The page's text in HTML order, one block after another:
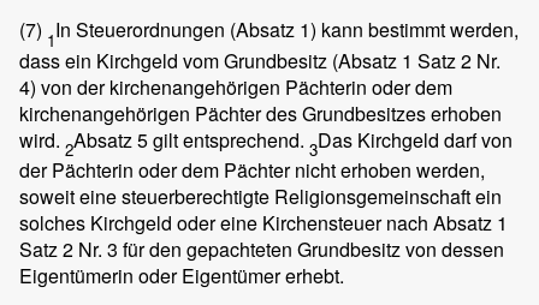
(7) 1In Steuerordnungen (Absatz 1) kann bestimmt werden,
dass ein Kirchgeld vom Grundbesitz (Absatz 1 Satz 2 Nr.
4) von der kirchenangehörigen Pächterin oder dem
kirchenangehörigen Pächter des Grundbesitzes erhoben
wird. 2Absatz 5 gilt entsprechend. 3Das Kirchgeld darf von
der Pächterin oder dem Pächter nicht erhoben werden,
soweit eine steuerberechtigte Religionsgemeinschaft ein
solches Kirchgeld oder eine Kirchensteuer nach Absatz 1
Satz 2 Nr. 3 für den gepachteten Grundbesitz von dessen
Eigentümerin oder Eigentümer erhebt.